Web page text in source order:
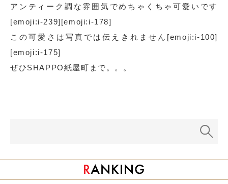
アンティーク調な雰囲気でめちゃくちゃ可愛いです
[emoji:i-239][emoji:i-178]
この可愛さは写真では伝えきれません[emoji:i-100]
[emoji:i-175]
ぜひSHAPPO紙屋町まで。。。